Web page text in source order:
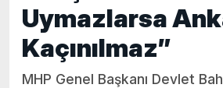
Uymazlarsa
Kaçınılmaz”
MHP Genel Başkanı Devlet